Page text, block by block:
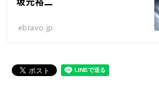
ebravo.jp